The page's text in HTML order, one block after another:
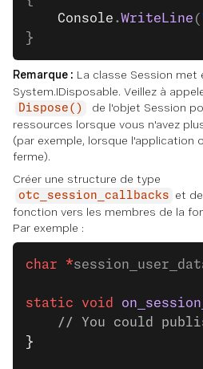
    Console
.WriteLine (
}
Remarque : La classe Session
System.IDisposable. Veillez à
Dispose()
de l'objet Session
ressources lorsque vous n'avez
(par exemple, lorsque l'application
ferme).
Créer une structure de type
otc_session_callbacks
et
fonction vers les membres de la
Par exemple :
char *
static void
// You could
}